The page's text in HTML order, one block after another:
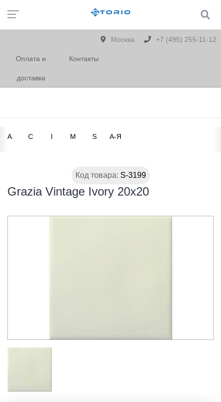
Москва +7 (495) 255-11-12
Оплата и
доставка
Контакты
A C I M S А-Я
Код товара: S-3199
Grazia Vintage Ivory 20x20